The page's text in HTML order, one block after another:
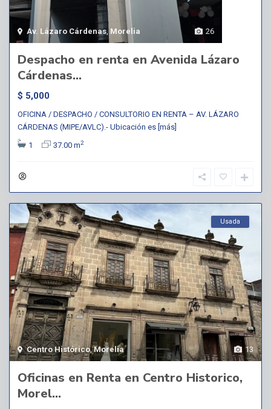
26
Av. Lázaro Cárdenas , Morelia
Despacho en renta en Avenida Lázaro
Cárdenas...
$ 5,000
OFICINA / DESPACHO / CONSULTORIO EN RENTA – AV. LÁZARO
CÁRDENAS (MIPE/AVLC).- Ubicación es [más]
1
37.00 m2
13
Centro Histórico,Morelia
Usada
Oficinas en Renta en Centro Historico,
Morel...